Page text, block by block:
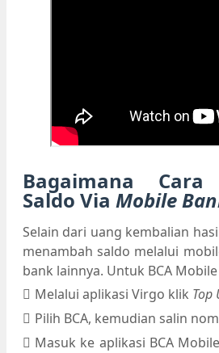
Bagaimana Cara
Saldo Via Mobile
Selain dari uang kembalian
menambah saldo melalui
bank lainnya. Untuk BCA
Melalui aplikasi Virgo klik Top
Pilih BCA, kemudian salin
Masuk ke aplikasi BCA